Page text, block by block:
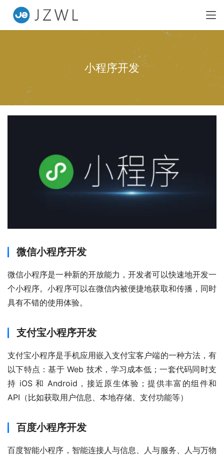
小程序开发
微信小程序开发
微信小程序是一种新的开放能力，开发者可以快速地开发一
个小程序。小程序可以在微信内被便捷地获取和传播，同时
具有不错的使用体验。
支付宝小程序开发
支付宝小程序是手机应用嵌入支付宝客户端的一种方法，有
以下特点：基于 Web 技术，学习成本低；一套代码同时支
持 iOS 和 Android，接近原生体验；提供丰富的组件和
API（比如获取用户信息、本地存储、支付功能等）
百度小程序开发
百度智能小程序，智能连接人与信息、人与服务、人与万物